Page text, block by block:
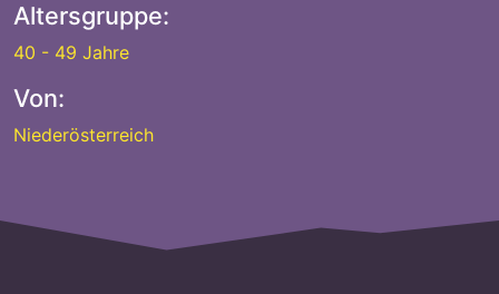
Altersgruppe:
40 - 49 Jahre
Von:
Niederösterreich